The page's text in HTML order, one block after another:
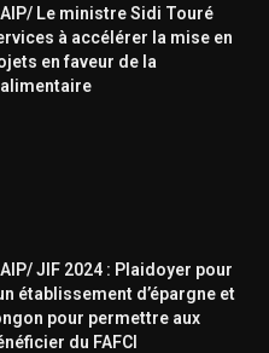
Le ministre Sidi Touré
à accélérer la mise en
en faveur de la
JIF 2024 : Plaidoyer pour
établissement d’épargne et
pour permettre aux
du FAFCI